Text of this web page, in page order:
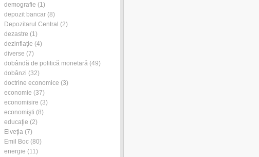
demografie (1)
depozit bancar (8)
Depozitarul Central (2)
dezastre (1)
dezinflaţie (4)
diverse (7)
dobândă de politică monetară (49)
dobânzi (32)
doctrine economice (3)
economie (37)
economisire (3)
economişti (8)
educaţie (2)
Elveţia (7)
Emil Boc (80)
energie (11)